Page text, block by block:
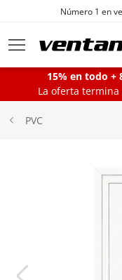
Ir
Número 1 en
Ventanas
15% en todo +
La oferta termina
PVC